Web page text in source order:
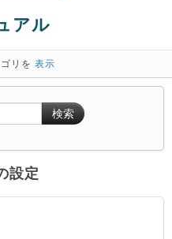
アル
リを 表示
検索
設定